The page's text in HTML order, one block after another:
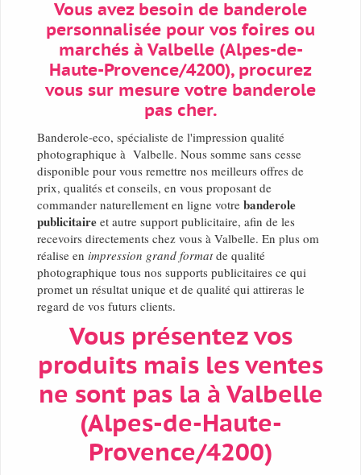
Vous avez besoin de banderole
personnalisée pour vos foires ou
marchés à Valbelle (Alpes-de-
Haute-Provence/4200), procurez
vous sur mesure votre banderole
pas cher.
Banderole-eco, spécialiste de l'impression qualité
photographique à Valbelle. Nous somme sans cesse
disponible pour vous remettre nos meilleurs offres de
prix, qualités et conseils, en vous proposant de
commander naturellement en ligne votre banderole
publicitaire et autre support publicitaire, afin de les
recevoirs directements chez vous à Valbelle. En plus om
réalise en impression grand formatde qualité
photographique tous nos supports publicitaires ce qui
promet un résultat unique et de qualité qui attireras le
regard de vos futurs clients.
Vous présentez vos
produits mais les ventes
ne sont pas la à Valbelle
(Alpes-de-Haute-
Provence/4200)